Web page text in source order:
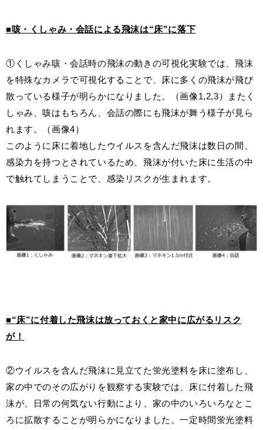
■咳・くしゃみ・会話による飛沫は“床”に落下
①くしゃみ咳・会話時の飛沫の動きの可視化実験では、飛沫
を特殊なカメラで可視化することで、床に多くの飛沫が飛び
散っている様子が明らかになりました。（画像1,2,3）またく
しゃみ、咳はもちろん、会話の際にも飛沫が舞う様子が見ら
れます。（画像4）
このように床に着地したウイルスを含んだ飛沫は数日の間、
感染力を持つとされているため、飛沫が付いた床に生活の中
で触れてしまうことで、感染リスクが生まれます。
■“床”に付着した飛沫は放っておくと家中に広がるリスク
が！
②ウイルスを含んだ飛沫に見立てた蛍光塗料を床に塗布し、
家の中でのその広がりを観察する実験では、床に付着した飛
沫が、日常の何気ない行動により、家の中のいろいろなとこ
ろに拡散することが明らかになりました。一定時間蛍光塗料